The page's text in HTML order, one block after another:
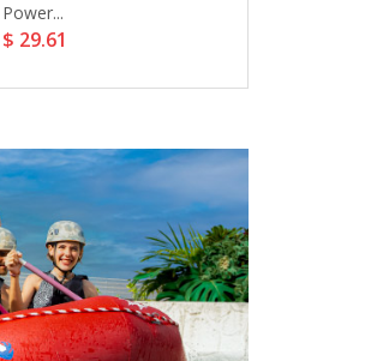
Power...
$ 29.61